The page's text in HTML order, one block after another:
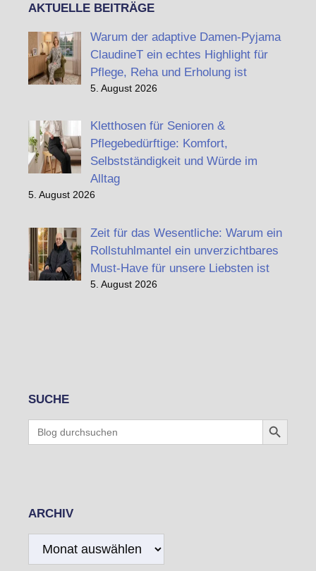
AKTUELLE BEITRÄGE
Warum der adaptive Damen-Pyjama
ClaudineT ein echtes Highlight für
Pflege, Reha und Erholung ist
5. August 2026
Kletthosen für Senioren &
Pflegebedürftige: Komfort,
Selbstständigkeit und Würde im
Alltag
5. August 2026
Zeit für das Wesentliche: Warum ein
Rollstuhlmantel ein unverzichtbares
Must-Have für unsere Liebsten ist
5. August 2026
SUCHE
Search
for:
Search Button
ARCHIV
Archiv